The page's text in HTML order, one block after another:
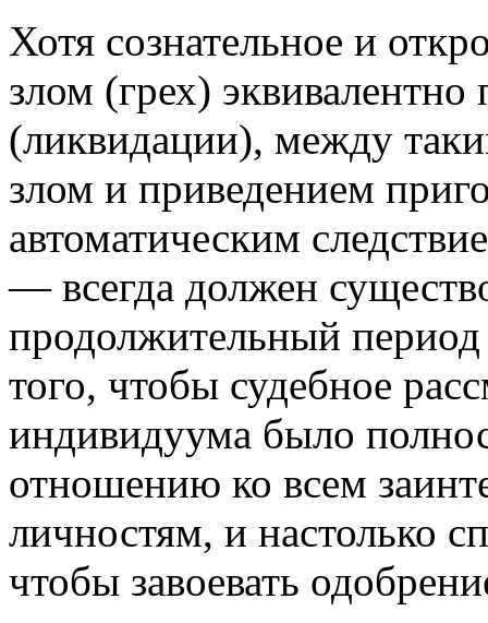
Хотя сознательное и
злом (грех)
(ликвидации), между
злом и приведением
автоматическим
— всегда должен
продолжительный
того, чтобы судебное
индивидуума было
отношению ко всем
личностям, и настолько
чтобы завоевать